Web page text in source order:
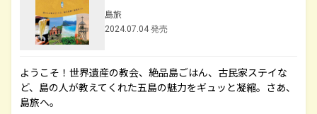
島旅
2024.07.04 発売
ようこそ！世界遺産の教会、絶品島ごはん、古民家ステイな
ど、島の人が教えてくれた五島の魅力をギュッと凝縮。さあ、
島旅へ。